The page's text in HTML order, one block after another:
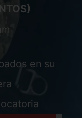
en su